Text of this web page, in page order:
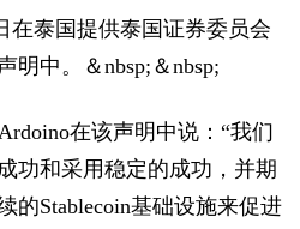
在泰国提供泰国证券委员会
明中。＆nbsp;＆nbsp;
在该声明中说：“我们
功和采用稳定的成功，并期
的Stablecoin基础设施来促进